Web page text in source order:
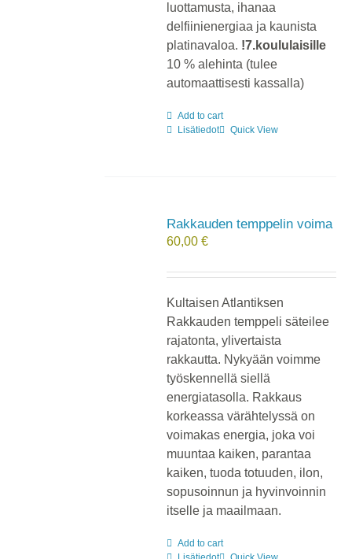
luottamusta, ihanaa
delfiinienergiaa ja kaunista
platinavaloa. !7.koululaisille
10 % alehinta (tulee
automaattisesti kassalla)
Add to cart
Lisätiedot
Quick View
Rakkauden temppelin voima
60,00€
Kultaisen Atlantiksen
Rakkauden temppeli säteilee
rajatonta, ylivertaista
rakkautta. Nykyään voimme
työskennellä siellä
energiatasolla. Rakkaus
korkeassa värähtelyssä on
voimakas energia, joka voi
muuntaa kaiken, parantaa
kaiken, tuoda totuuden, ilon,
sopusoinnun ja hyvinvoinnin
itselle ja maailmaan.
Add to cart